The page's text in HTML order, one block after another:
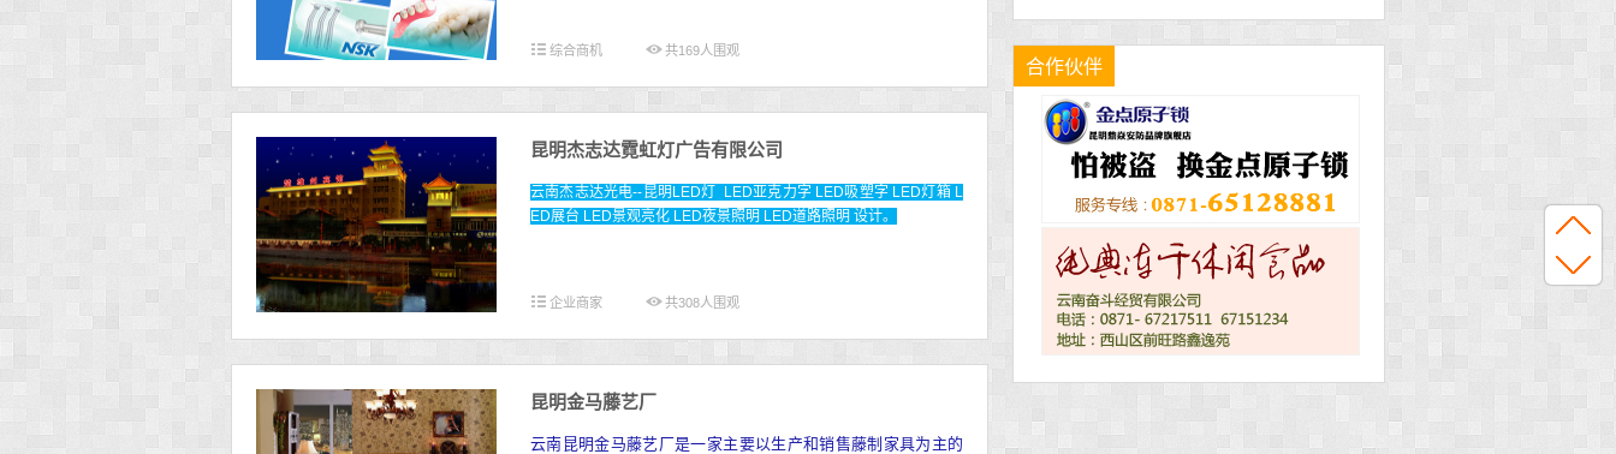
综合商机 共169人围观
昆明杰志达霓虹灯广告有限公司
云南杰志达光电--昆明LED灯 LED亚克力字 LED吸塑字 LED灯箱 L
ED展台 LED景观亮化 LED夜景照明 LED道路照明 设计。
企业商家 共308人围观
昆明金马藤艺厂
云南昆明金马藤艺厂是一家主要以生产和销售藤制家具为主的
合作伙伴